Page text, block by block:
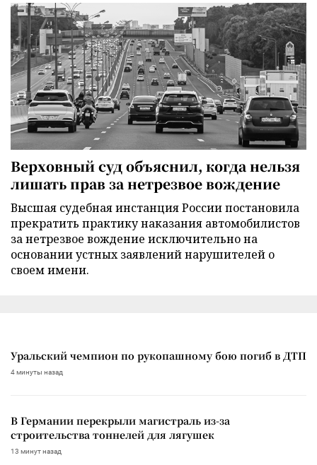
Верховный суд объяснил, когда нельзя
лишать прав за нетрезвое вождение
Высшая судебная инстанция России постановила
прекратить практику наказания автомобилистов
за нетрезвое вождение исключительно на
основании устных заявлений нарушителей о
своем имени.
Уральский чемпион по рукопашному бою погиб в ДТП
4 минуты назад
В Германии перекрыли магистраль из-за
строительства тоннелей для лягушек
13 минут назад